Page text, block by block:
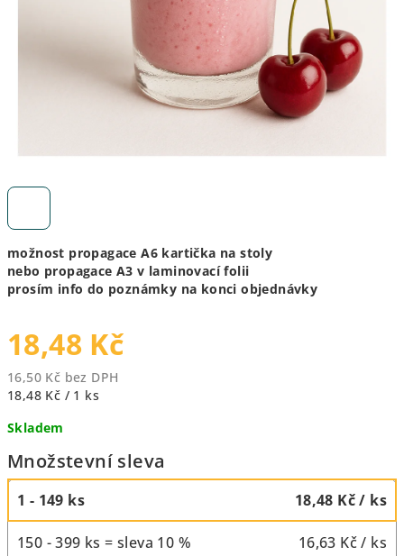
možnost propagace A6 kartička na stoly
nebo propagace A3 v laminovací folii
prosím info do poznámky na konci objednávky
18,48 Kč
16,50 Kč bez DPH
Měrná
18,48 Kč / 1 ks
Skladem
Množstevní sleva
1 - 149 ks 18,48 Kč/ ks
150 - 399 ks = sleva 10 % 16,63 Kč/ ks